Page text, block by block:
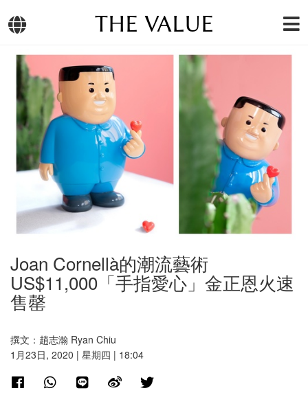
THE VALUE
Joan Cornellà的潮流藝術
US$11,000「手指愛心」金正恩火速
售罄
撰文：趙志瀚 Ryan Chiu
1月23日, 2020 | 星期四 | 18:04